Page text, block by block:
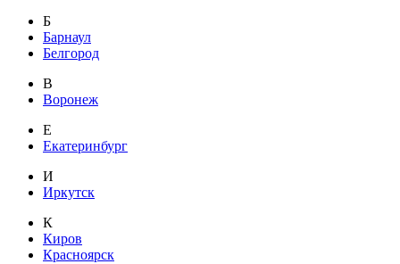
Б
Барнаул
Белгород
В
Воронеж
Е
Екатеринбург
И
Иркутск
К
Киров
Красноярск